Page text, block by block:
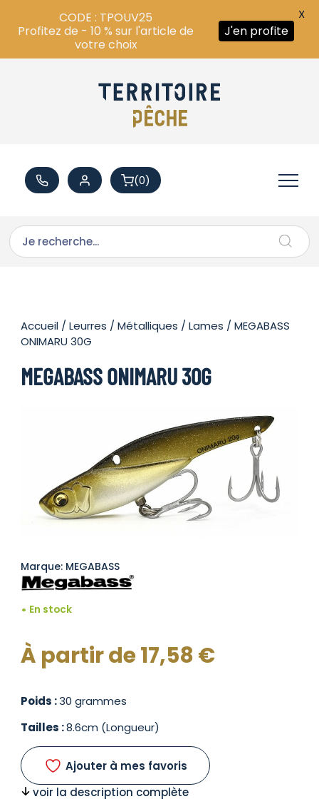
(0)
Accueil /Leurres /Métalliques /Lames / MEGABASS
ONIMARU 30G
MEGABASS ONIMARU 30G
Marque: MEGABASS
En stock
À partir de17,58€
Poids :30 grammes
Tailles :8.6cm (Longueur)
Ajouter à mes favoris
voir la description complète
CODE : TPOUV25
Profitez de - 10 % sur l'article de
votre choix
J'en profite
X